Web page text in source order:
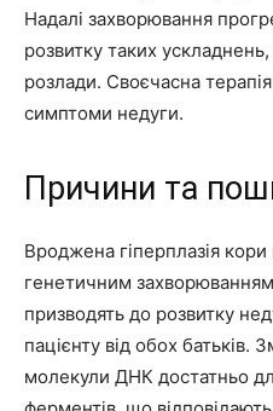
Надалі захворювання
розвитку таких ускладнень,
розлади. Своєчасна
симптоми недуги.
Причини та
Вроджена гіперплазія
генетичним
призводять до розвитку
пацієнту від обох батьків.
молекули ДНК достатньо